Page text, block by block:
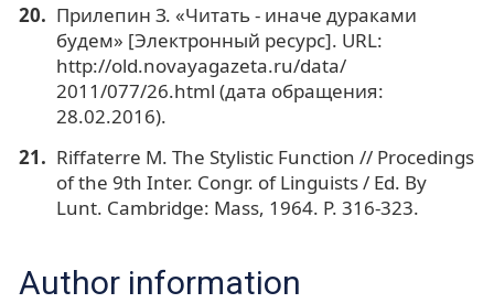
Прилепин З. «Читать - иначе дураками
будем» [Электронный ресурс]. URL:
http://old.novayagazeta.ru/data/
2011/077/26.html (дата обращения:
28.02.2016).
Riffaterre M. The Stylistic Function // Procedings
of the 9th Inter. Congr. of Linguists / Ed. By
Lunt. Cambridge: Mass, 1964. P. 316-323.
Author information